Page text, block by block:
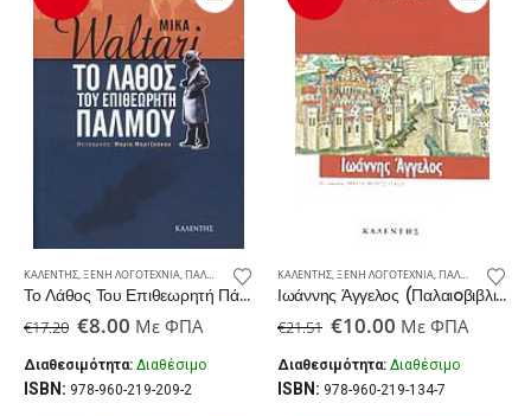
ΚΑΛΈΝΤΗΣ,ΞΈΝΗ ΛΟΓΟΤΕΧΝΊΑ, ΠΑΛΑΙΟΒΙΒΛΙΟΠΩΛΕΊΟ
Το Λάθος Του Επιθεωρητή Πάλμου (Παλαιoβιβλιοπωλείο)
€17.20 Original
was:
€17.20.
€8.00Η
τιμή
είναι:
€8.00.
Με ΦΠΑ
Διαθεσιμότητα: Διαθέσιμο
ISBN: 978-960-219-209-2
ΚΑΛΈΝΤΗΣ,ΞΈΝΗ ΛΟΓΟΤΕΧΝΊΑ, ΠΑΛΑΙΟΒΙΒΛΙΟΠΩΛΕΊΟ
Ιωάννης Άγγελος (Παλαιoβιβλιοπωλείο)
€21.51 Original
was:
€21.51.
€10.00Η
τιμή
είναι:
€10.00.
Με ΦΠΑ
Διαθεσιμότητα: Διαθέσιμο
ISBN: 978-960-219-134-7